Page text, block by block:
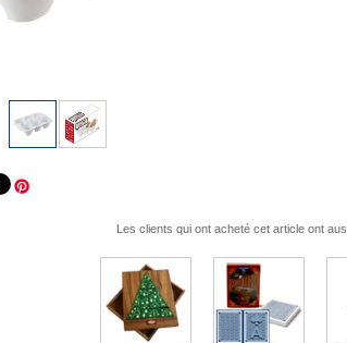
Les clients qui ont acheté cet article ont